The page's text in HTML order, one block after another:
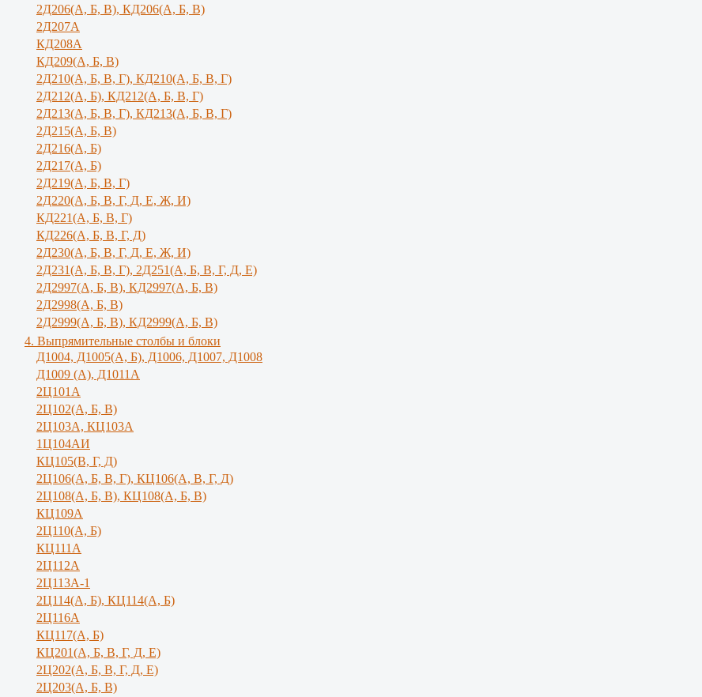
2Д206(А, Б, В), КД206(А, Б, В)
2Д207А
КД208А
КД209(А, Б, В)
2Д210(А, Б, В, Г), КД210(А, Б, В, Г)
2Д212(А, Б), КД212(А, Б, В, Г)
2Д213(А, Б, В, Г), КД213(А, Б, В, Г)
2Д215(А, Б, В)
2Д216(А, Б)
2Д217(А, Б)
2Д219(А, Б, В, Г)
2Д220(А, Б, В, Г, Д, Е, Ж, И)
КД221(А, Б, В, Г)
КД226(А, Б, В, Г, Д)
2Д230(А, Б, В, Г, Д, Е, Ж, И)
2Д231(А, Б, В, Г), 2Д251(А, Б, В, Г, Д, E)
2Д2997(А, Б, В), КД2997(А, Б, В)
2Д2998(А, Б, В)
2Д2999(А, Б, В), КД2999(А, Б, В)
4. Выпрямительные столбы и блоки
Д1004, Д1005(А, Б), Д1006, Д1007, Д1008
Д1009 (А), Д1011А
2Ц101А
2Ц102(А, Б, В)
2Ц103А, КЦ103А
1Ц104АИ
КЦ105(В, Г, Д)
2Ц106(А, Б, В, Г), КЦ106(А, В, Г, Д)
2Ц108(А, Б, В), КЦ108(А, Б, В)
КЦ109А
2Ц110(А, Б)
КЦ111А
2Ц112А
2Ц113А-1
2Ц114(А, Б), КЦ114(А, Б)
2Ц116А
КЦ117(А, Б)
КЦ201(А, Б, В, Г, Д, Е)
2Ц202(А, Б, В, Г, Д, Е)
2Ц203(А, Б, В)